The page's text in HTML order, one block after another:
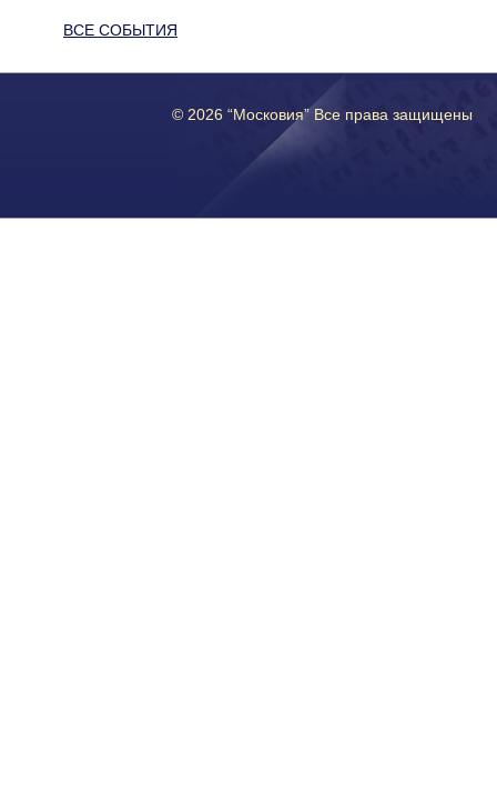
ВСЕ СОБЫТИЯ
© 2026 “Московия” Все права защищены